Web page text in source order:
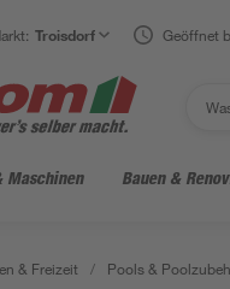
Troisdorf Geöffnet
Maschinen Bauen &
& Freizeit / Pools &